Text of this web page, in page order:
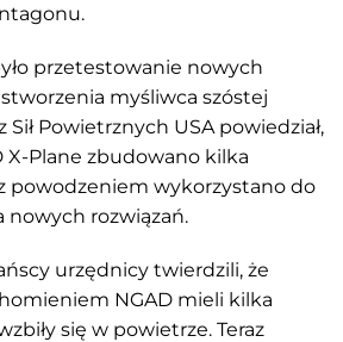
przetestowanie nowych
myśliwca szóstej
Powietrznych USA powiedział,
X-Plane zbudowano kilka
powodzeniem wykorzystano do
rozwiązań.
urzędnicy twierdzili, że
NGAD mieli kilka
się w powietrze. Teraz